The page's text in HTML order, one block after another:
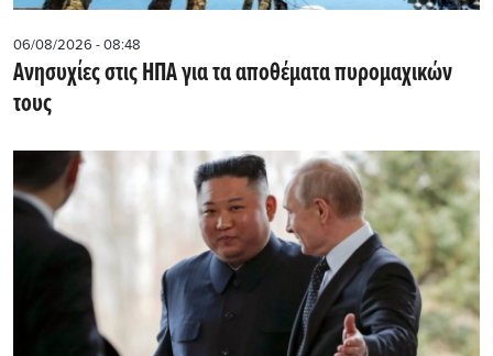
06/08/2026 - 08:48
Ανησυχίες στις ΗΠΑ για τα αποθέματα πυρομαχικών
τους